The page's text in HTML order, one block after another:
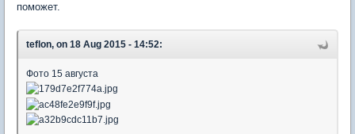
поможет.
teflon, on 18 Aug 2015 - 14:52:
Фото 15 августа